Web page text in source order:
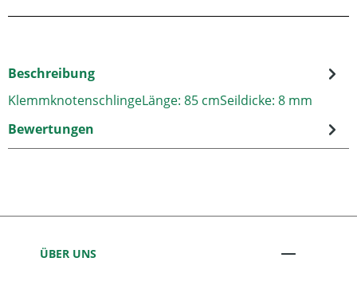
Beschreibung
KlemmknotenschlingeLänge: 85 cmSeildicke: 8 mm
Bewertungen
ÜBER UNS